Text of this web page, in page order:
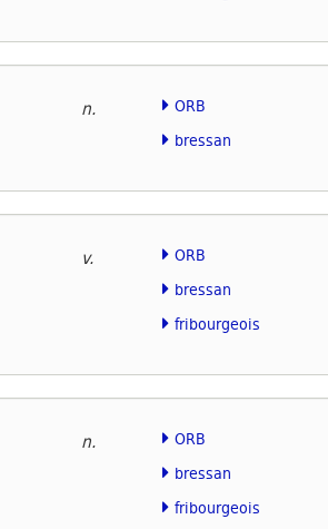
n.
ORB
bressan
v.
ORB
bressan
fribourgeois
n.
ORB
bressan
fribourgeois